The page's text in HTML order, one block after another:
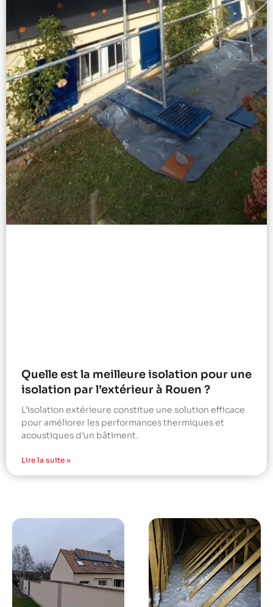
Quelle est la meilleure isolation pour une
isolation par l’extérieur à Rouen ?
L’isolation extérieure constitue une solution efficace
pour améliorer les performances thermiques et
acoustiques d’un bâtiment.
Lire la suite »